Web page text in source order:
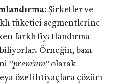
Şirketler ve
tüketici segmentlerine
farklı fiyatlandırma
Örneğin, bazı
‘’premium’’ olarak
özel ihtiyaçlara çözüm